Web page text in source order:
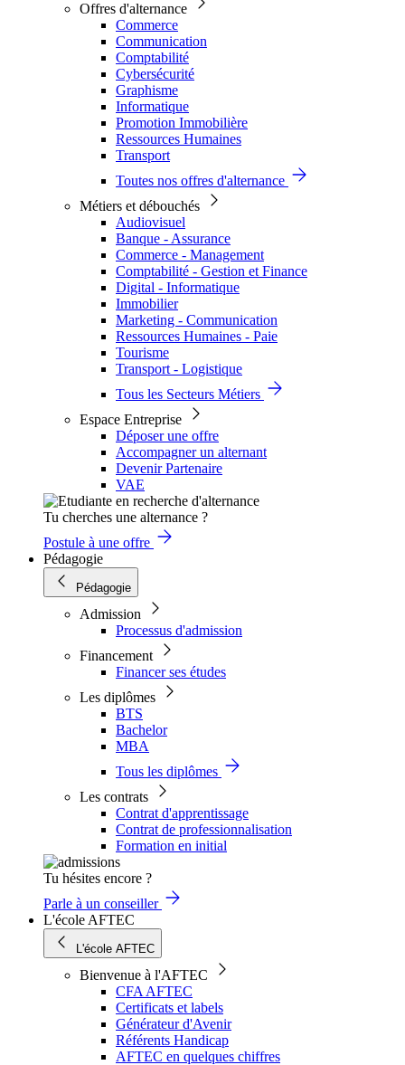
Offres d'alternance
Commerce
Communication
Comptabilité
Cybersécurité
Graphisme
Informatique
Promotion Immobilière
Ressources Humaines
Transport
Toutes nos offres d'alternance
Métiers et débouchés
Audiovisuel
Banque - Assurance
Commerce - Management
Comptabilité - Gestion et Finance
Digital - Informatique
Immobilier
Marketing - Communication
Ressources Humaines - Paie
Tourisme
Transport - Logistique
Tous les Secteurs Métiers
Espace Entreprise
Déposer une offre
Accompagner un alternant
Devenir Partenaire
VAE
Tu cherches une alternance ?
Postule à une offre
Pédagogie
Pédagogie
Admission
Processus d'admission
Financement
Financer ses études
Les diplômes
BTS
Bachelor
MBA
Tous les diplômes
Les contrats
Contrat d'apprentissage
Contrat de professionnalisation
Formation en initial
Tu hésites encore ?
Parle à un conseiller
L'école AFTEC
L'école AFTEC
Bienvenue à l'AFTEC
CFA AFTEC
Certificats et labels
Générateur d'Avenir
Référents Handicap
AFTEC en quelques chiffres